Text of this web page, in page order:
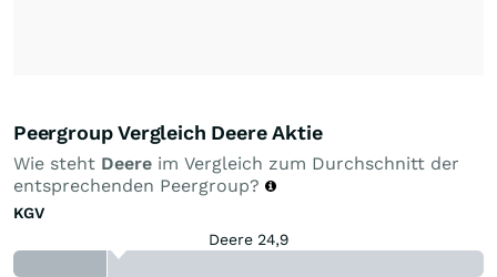
Peergroup Vergleich Deere Aktie
Wie steht Deere im Vergleich zum Durchschnitt der
entsprechenden Peergroup?
KGV
Deere 24,9